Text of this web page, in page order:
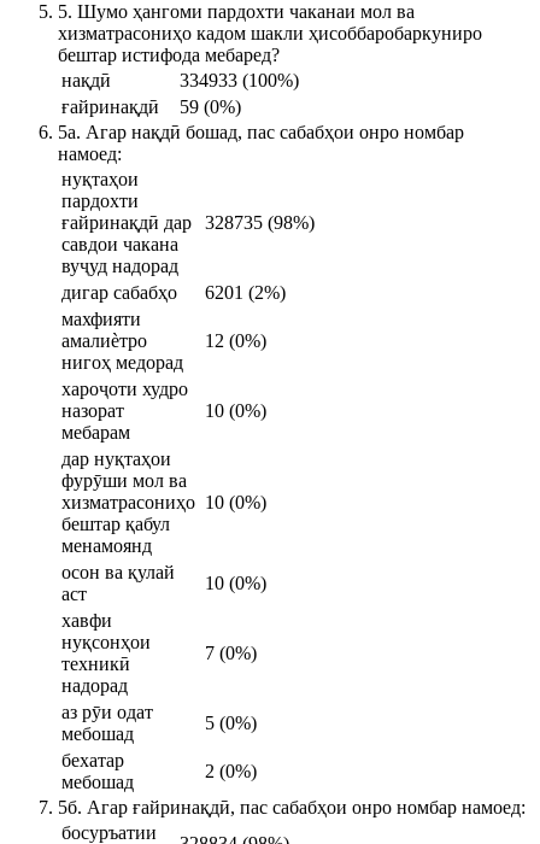
5. Шумо ҳангоми пардохти чаканаи мол ва
хизматрасониҳо кадом шакли ҳисоббаробаркуниро
бештар истифода мебаред?
нақдӣ
334933 (100%)
ғайринақдӣ
59 (0%)
5а. Агар нақдӣ бошад, пас сабабҳои онро номбар
намоед:
нуқтаҳои
пардохти
ғайринақдӣ дар
савдои чакана
вуҷуд надорад
328735 (98%)
дигар сабабҳо
6201 (2%)
махфияти
амалиѐтро
нигоҳ медорад
12 (0%)
хароҷоти худро
назорат
мебарам
10 (0%)
дар нуқтаҳои
фурӯши мол ва
хизматрасониҳо
бештар қабул
менамоянд
10 (0%)
осон ва қулай
аст
10 (0%)
хавфи
нуқсонҳои
техникӣ
надорад
7 (0%)
аз рӯи одат
мебошад
5 (0%)
бехатар
мебошад
2 (0%)
5б. Агар ғайринақдӣ, пас сабабҳои онро номбар намоед:
босуръатии